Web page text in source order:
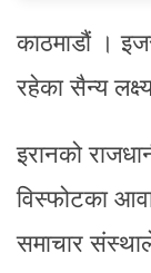
काठमाडौं ।
रहेका सैन्य
इरानको
विस्फोटका
समाचार